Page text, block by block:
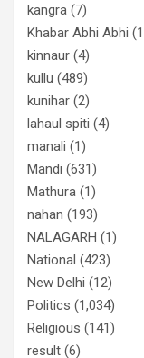
kangra (7)
Khabar Abhi Abhi
kinnaur (4)
kullu (489)
kunihar (2)
lahaul spiti (4)
manali (1)
Mandi (631)
Mathura (1)
nahan (193)
NALAGARH (1)
National (423)
New Delhi (12)
Politics (1,034)
Religious (141)
result (6)